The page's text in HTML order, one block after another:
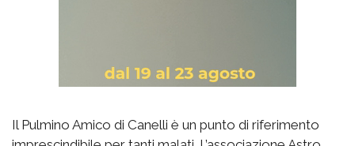
Il Pulmino Amico di Canelli è un punto di riferimento